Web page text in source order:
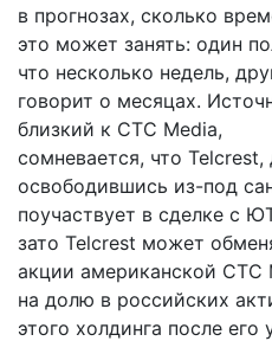
в прогнозах, сколько
это может занять: один
что несколько недель,
говорит о месяцах.
близкий к CTC Media,
сомневается, что
освободившись из-под
поучаствует в сделке с
зато Telcrest может
акции американской CTC
на долю в российских
этого холдинга после его